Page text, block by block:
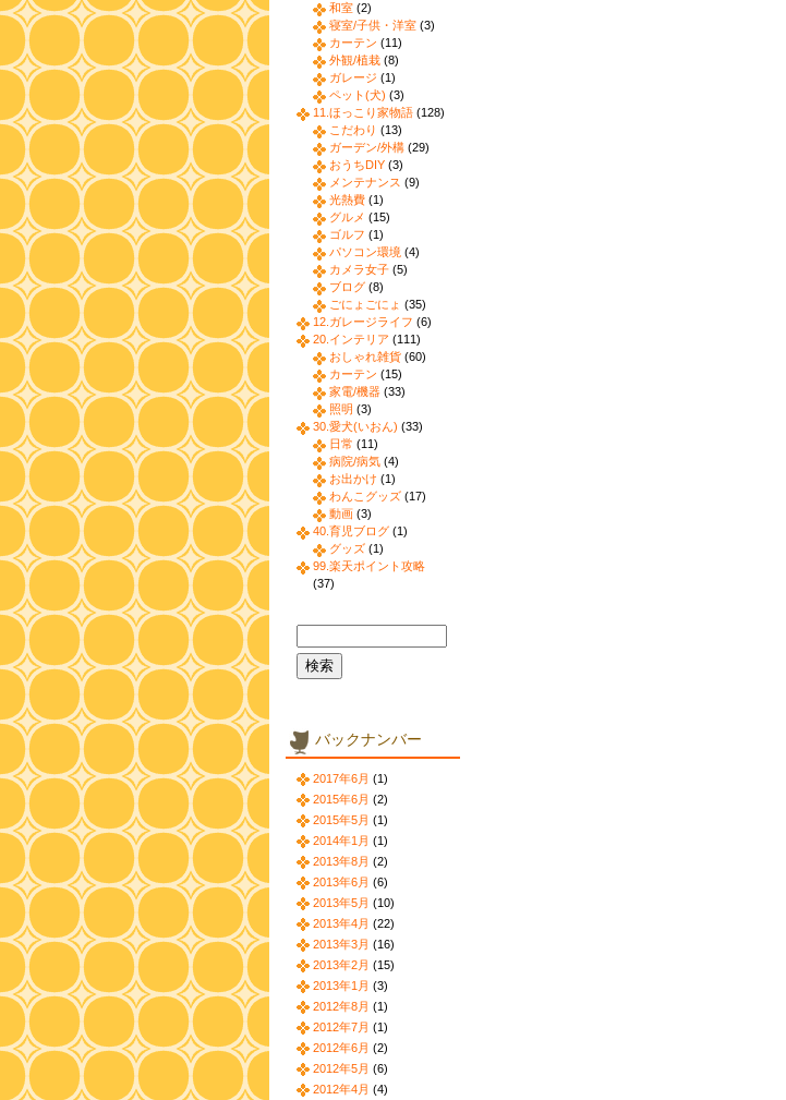
和室 (2)
寝室/子供・洋室 (3)
カーテン (11)
外観/植栽 (8)
ガレージ (1)
ペット(犬) (3)
11.ほっこり家物語 (128)
こだわり (13)
ガーデン/外構 (29)
おうちDIY (3)
メンテナンス (9)
光熱費 (1)
グルメ (15)
ゴルフ (1)
パソコン環境 (4)
カメラ女子 (5)
ブログ (8)
ごにょごにょ (35)
12.ガレージライフ (6)
20.インテリア (111)
おしゃれ雑貨 (60)
カーテン (15)
家電/機器 (33)
照明 (3)
30.愛犬(いおん) (33)
日常 (11)
病院/病気 (4)
お出かけ (1)
わんこグッズ (17)
動画 (3)
40.育児ブログ (1)
グッズ (1)
99.楽天ポイント攻略
(37)
バックナンバー
2017年6月 (1)
2015年6月 (2)
2015年5月 (1)
2014年1月 (1)
2013年8月 (2)
2013年6月 (6)
2013年5月 (10)
2013年4月 (22)
2013年3月 (16)
2013年2月 (15)
2013年1月 (3)
2012年8月 (1)
2012年7月 (1)
2012年6月 (2)
2012年5月 (6)
2012年4月 (4)